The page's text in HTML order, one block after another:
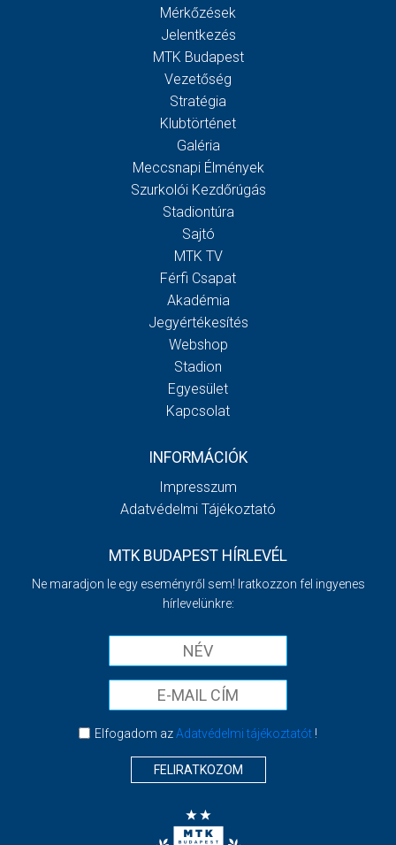
Mérkőzések
Jelentkezés
MTK Budapest
Vezetőség
Stratégia
Klubtörténet
Galéria
Meccsnapi Élmények
Szurkolói Kezdőrúgás
Stadiontúra
Sajtó
MTK TV
Férfi Csapat
Akadémia
Jegyértékesítés
Webshop
Stadion
Egyesület
Kapcsolat
INFORMÁCIÓK
Impresszum
Adatvédelmi Tájékoztató
MTK BUDAPEST HÍRLEVÉL
Ne maradjon le egy eseményről sem! Iratkozzon fel ingyenes
hírlevelünkre:
Elfogadom azAdatvédelmi tájékoztatót!
FELIRATKOZOM